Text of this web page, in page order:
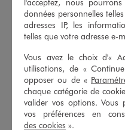
Basé sur108 avis soumis à un
Voir tous les avis sur ce site
5étoiles
4étoiles
3étoiles
2étoiles
données personnelles
adresses IP, les
telles que votre adresse e-
Vous avez le choix d'«
utilisations, de «
opposer ou de «
chaque catégorie de
valider vos options.
vos préférences en
des cookies ».